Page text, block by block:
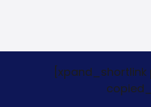
[xpand_shortlink